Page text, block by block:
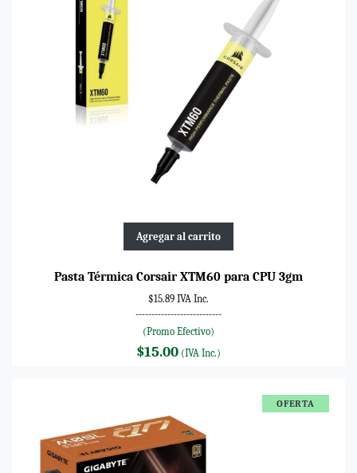
Agregar al carrito
Pasta Térmica Corsair XTM60 para CPU 3gm
$15.89 IVA Inc.
---------------------------
(Promo Efectivo)
$15.00 (IVA Inc.)
OFERTA